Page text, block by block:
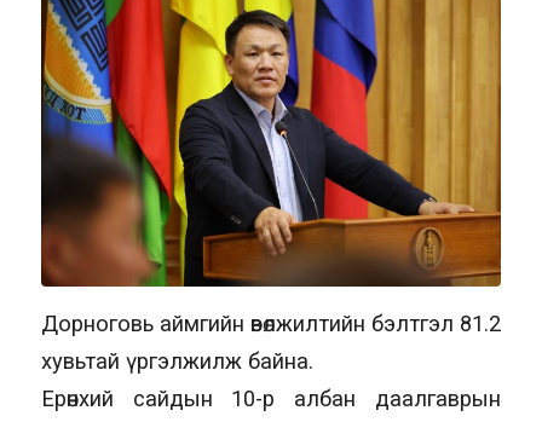
Дорноговь аймгийн өвөлжилтийн бэлтгэл 81.2
хувьтай үргэлжилж байна.
Ерөнхий сайдын 10-р албан даалгаврын